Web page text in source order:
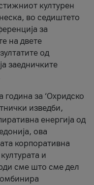
културен
во седиштето
за
на двете
од
заедничките
за ‘Охридско
изведби,
енергија од
ова
корпоративна
и
сме што сме дел